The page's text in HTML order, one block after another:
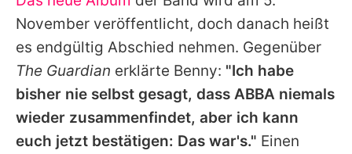
November veröffentlicht, doch danach heißt
es endgültig Abschied nehmen. Gegenüber
The Guardian erklärte Benny: "Ich habe
bisher nie selbst gesagt, dass ABBA niemals
wieder zusammenfindet, aber ich kann
euch jetzt bestätigen: Das war's." Einen